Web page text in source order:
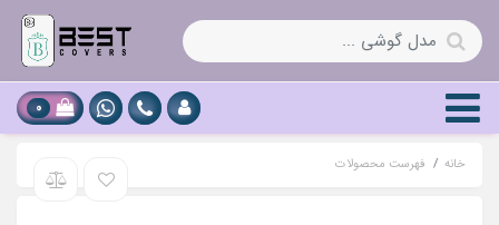
0
خانه فهرست محصولات